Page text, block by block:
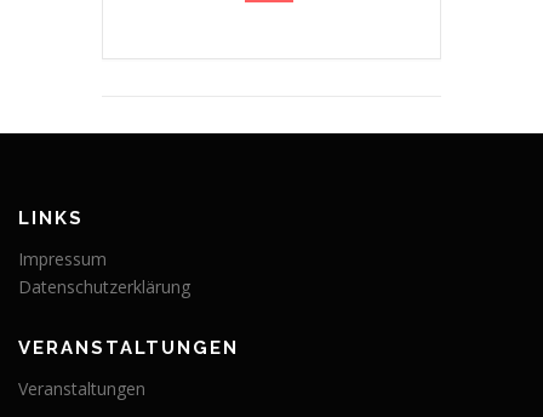
LINKS
Impressum
Datenschutzerklärung
VERANSTALTUNGEN
Veranstaltungen